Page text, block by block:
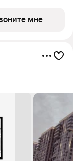
IV кв. 2026 года.
мне